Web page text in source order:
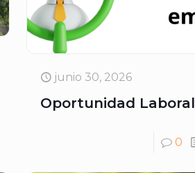
junio 30, 2026
Oportunidad Laboral
0